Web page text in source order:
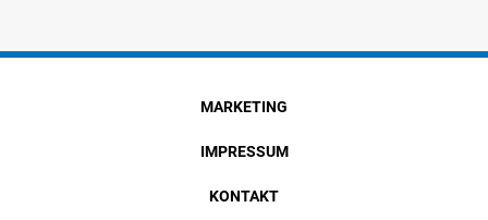
MARKETING
IMPRESSUM
KONTAKT